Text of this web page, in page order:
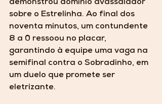
demonstrou domínio avassalador
sobre o Estrelinha. Ao final dos
noventa minutos, um contundente
8 a 0 ressoou no placar,
garantindo à equipe uma vaga na
semifinal contra o Sobradinho, em
um duelo que promete ser
eletrizante.